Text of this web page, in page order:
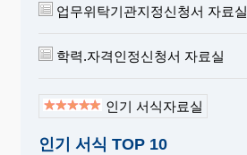
업무위탁기관지정신청서 자료실
학력.자격인정신청서 자료실
인기 서식자료실
인기 서식 TOP 10